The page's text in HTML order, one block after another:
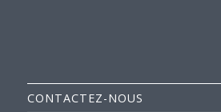
CONTACTEZ-NOUS